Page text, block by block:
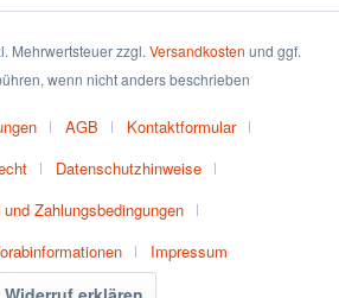
Mehrwertsteuer zzgl. Versandkosten und ggf.
wenn nicht anders beschrieben
AGB
Kontaktformular
Datenschutzhinweise
Zahlungsbedingungen
Impressum